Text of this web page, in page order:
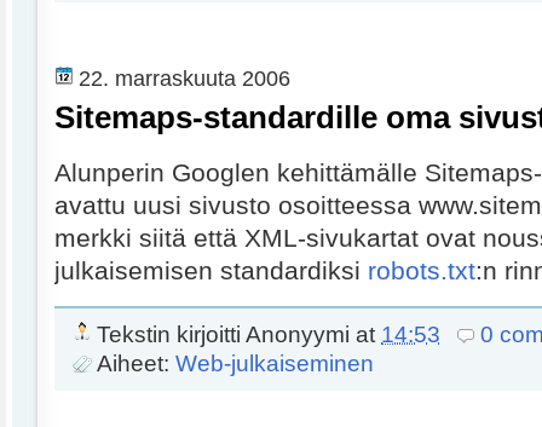
22. marraskuuta 2006
Sitemaps-standardille oma
Alunperin Googlen kehittämälle
avattu uusi sivusto osoitteessa
merkki siitä että XML-sivukartat ovat
julkaisemisen standardiksi robots.txt:n
Tekstin kirjoitti Anonyymi at 14:53
0
Aiheet: Web-julkaiseminen